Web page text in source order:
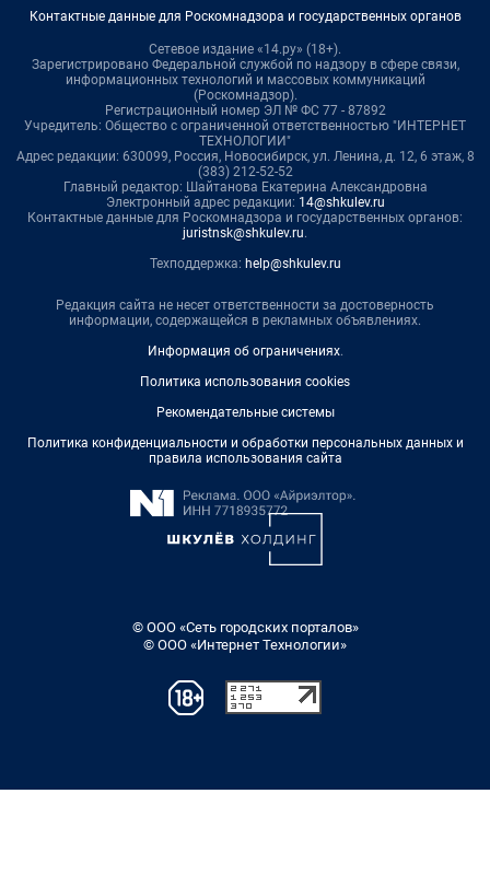
Контактные данные для Роскомнадзора и государственных органов
Сетевое издание «14.ру» (18+).
Зарегистрировано Федеральной службой по надзору в сфере связи,
информационных технологий и массовых коммуникаций
(Роскомнадзор).
Регистрационный номер ЭЛ № ФС 77 - 87892
Учредитель: Общество с ограниченной ответственностью "ИНТЕРНЕТ
ТЕХНОЛОГИИ"
Адрес редакции: 630099, Россия, Новосибирск, ул. Ленина, д. 12, 6 этаж, 8
(383) 212-52-52
Главный редактор: Шайтанова Екатерина Александровна
Электронный адрес редакции: 14@shkulev.ru
Контактные данные для Роскомнадзора и государственных органов:
juristnsk@shkulev.ru.
Техподдержка: help@shkulev.ru
Редакция сайта не несет ответственности за достоверность
информации, содержащейся в рекламных объявлениях.
Информация об ограничениях.
Политика использования cookies
Рекомендательные системы
Политика конфиденциальности и обработки персональных данных и
правила использования сайта
© ООО «Сеть городских порталов»
© ООО «Интернет Технологии»